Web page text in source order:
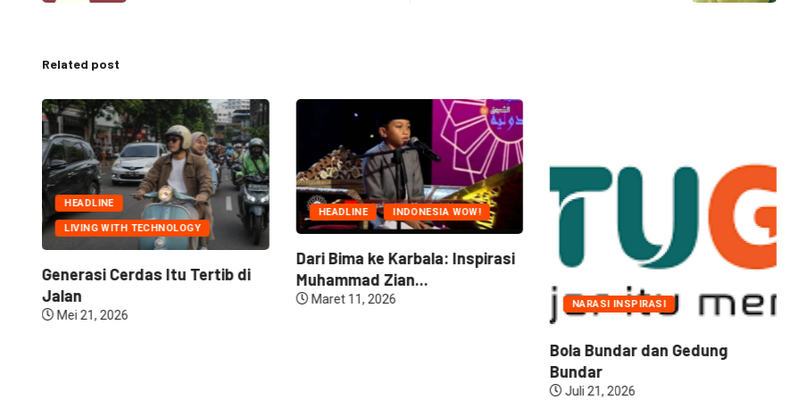
Related post
HEADLINE
LIVING WITH TECHNOLOGY
Generasi Cerdas Itu Tertib di
Jalan
Mei 21, 2026
HEADLINE INDONESIA WOW!
Dari Bima ke Karbala: Inspirasi
Muhammad Zian...
Maret 11, 2026 NARASI INSPIRASI
Bola Bundar dan Gedung
Bundar
Juli 21, 2026